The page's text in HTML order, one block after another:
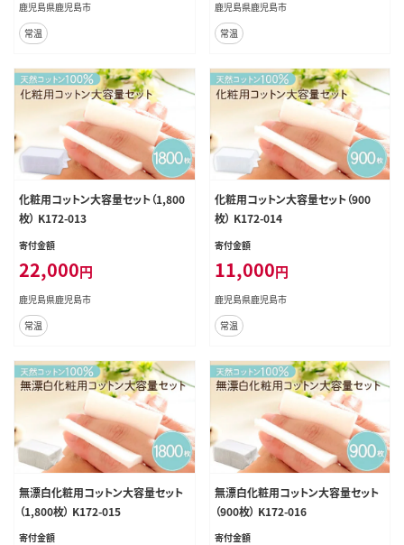
鹿児島県鹿児島市
常温
鹿児島県鹿児島市
常温
化粧用コットン大容量セット（1,800
枚） K172-013
寄付金額
22,000円
鹿児島県鹿児島市
常温
化粧用コットン大容量セット（900
枚） K172-014
寄付金額
11,000円
鹿児島県鹿児島市
常温
無漂白化粧用コットン大容量セット
（1,800枚） K172-015
寄付金額
無漂白化粧用コットン大容量セット
（900枚） K172-016
寄付金額